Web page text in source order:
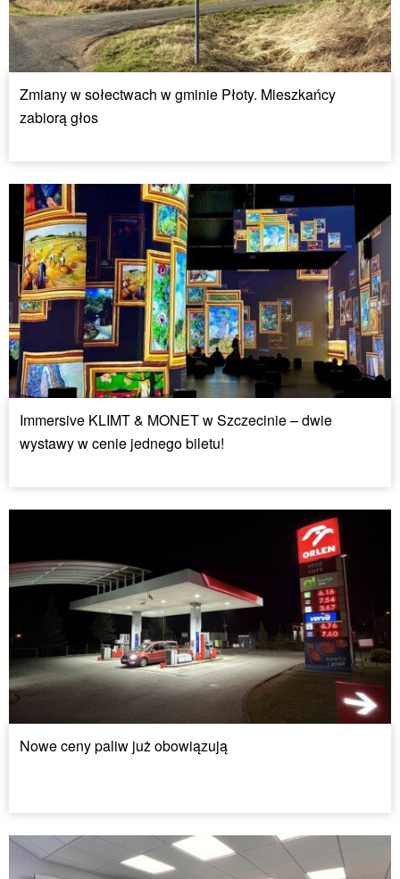
Zmiany w sołectwach w gminie Płoty. Mieszkańcy
zabiorą głos
Immersive KLIMT & MONET w Szczecinie – dwie
wystawy w cenie jednego biletu!
Nowe ceny paliw już obowiązują